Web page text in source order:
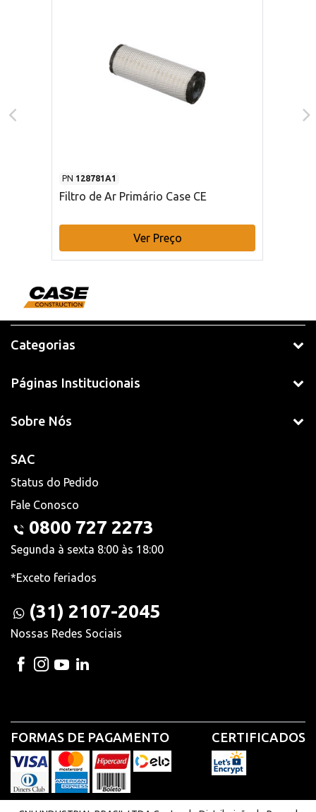
PN 128781A1
Filtro de Ar Primário Case CE
Ver Preço
Categorias
Páginas Institucionais
Sobre Nós
SAC
Status do Pedido
Fale Conosco
0800 727 2273
Segunda à sexta 8:00 às 18:00
*Exceto feriados
(31) 2107-2045
Nossas Redes Sociais
FORMAS DE PAGAMENTO CERTIFICADOS